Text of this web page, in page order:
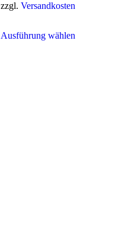
zzgl. Versandkosten
Ausführung wählenProdukt